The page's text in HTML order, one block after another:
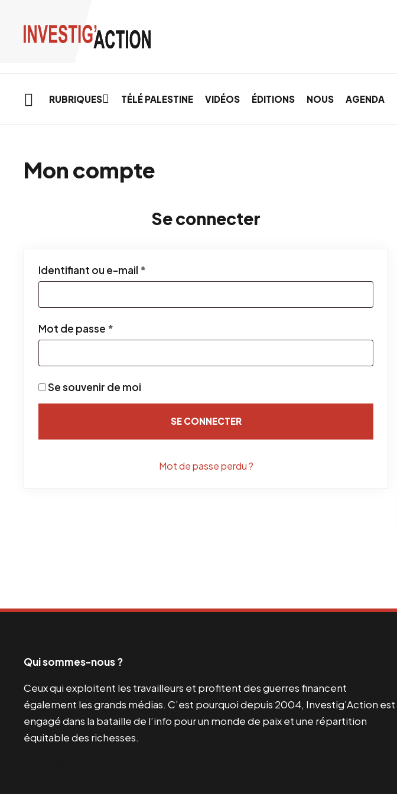
RUBRIQUES TÉLÉ PALESTINE VIDÉOS ÉDITIONS NOUS AGENDA
Mon compte
Se connecter
Identifiant ou e-mail *
Mot de passe *
Se souvenir de moi
SE CONNECTER
Mot de passe perdu ?
Qui sommes-nous ?
Ceux qui exploitent les travailleurs et profitent des guerres financent
également les grands médias. C’est pourquoi depuis 2004, Investig’Action est
engagé dans la bataille de l’info pour un monde de paix et une répartition
équitable des richesses.